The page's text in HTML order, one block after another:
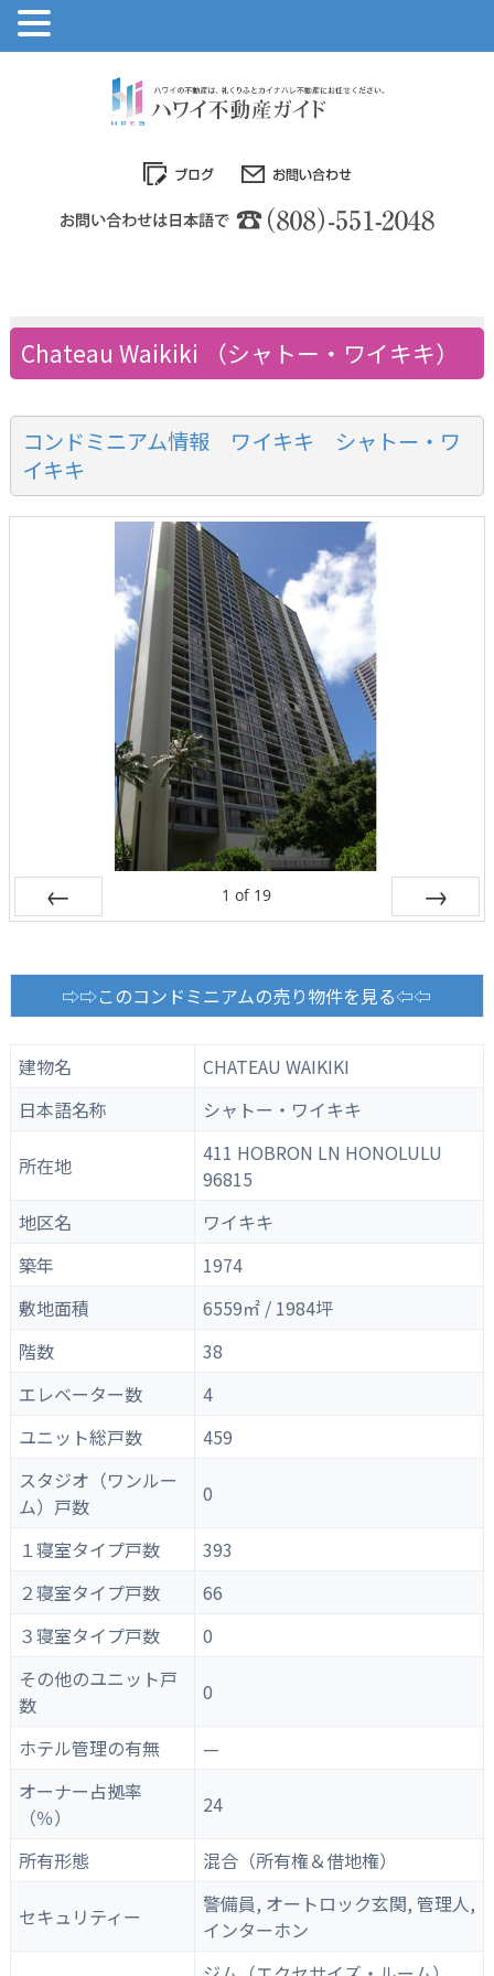
Chateau Waikiki （シャトー・ワイキキ）
コンドミニアム情報 ワイキキ シャトー・ワ
イキキ
1 of 19
⇨⇨このコンドミニアムの売り物件を見る⇦⇦
建物名
CHATEAU WAIKIKI
日本語名称
シャトー・ワイキキ
所在地
411 HOBRON LN HONOLULU
96815
地区名
ワイキキ
築年
1974
敷地面積
6559㎡ / 1984坪
階数
38
エレベーター数
4
ユニット総戸数
459
スタジオ（ワンルー
ム）戸数
0
１寝室タイプ戸数
393
２寝室タイプ戸数
66
３寝室タイプ戸数
0
その他のユニット戸
数
0
ホテル管理の有無
—
オーナー占拠率
（％）
24
所有形態 混合（所有権＆借地権）
セキュリティー
警備員, オートロック玄関, 管理人,
インターホン